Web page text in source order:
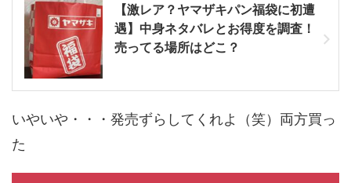
【激レア？ヤマザキパン福袋に初遭
遇】中身ネタバレとお得度を調査！
売ってる場所はどこ？
いやいや・・・発売ずらしてくれよ（笑）両方買っ
た